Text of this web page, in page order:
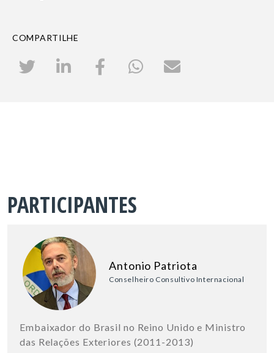
COMPARTILHE
PARTICIPANTES
Antonio Patriota
Conselheiro Consultivo Internacional
Embaixador do Brasil no Reino Unido e Ministro
das Relações Exteriores (2011-2013)